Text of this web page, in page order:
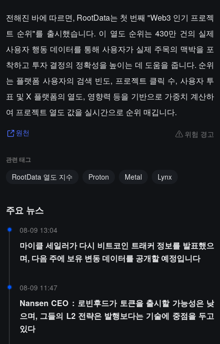
전해진 바에 따르면, RootData는 첫 번째 "Web3 인기 프로젝
트 순위"를 출시했습니다. 이 열도 순위는 430만 건의 실제
사용자 행동 데이터를 통해 사용자가 실제 주목의 맥박을 포
착하고 투자 결정의 정확성을 높이는 데 도움을 줍니다. 순위
는 플랫폼 사용자의 검색 빈도, 프로젝트 클릭 수, 사용자 투
표 및 X 플랫폼의 열도, 영향력 등을 기반으로 가중치 계산하
여 프로젝트 열도 값을 실시간으로 순위 매깁니다.
원천 위험 경고
관련 태그
RootData 열도 지수 Proton Metal Lynx
주요 뉴스
08-09 13:04
마이클 세일러가 다시 비트코인 트래커 정보를 발표했으
며, 다음 주에 보유 변동 데이터를 공개할 예정입니다
08-09 11:47
Nansen CEO：로빈후드가 토큰을 출시할 가능성은 낮
으며, 그들의 L2 전략은 발행보다는 기술에 중점을 두고
있다